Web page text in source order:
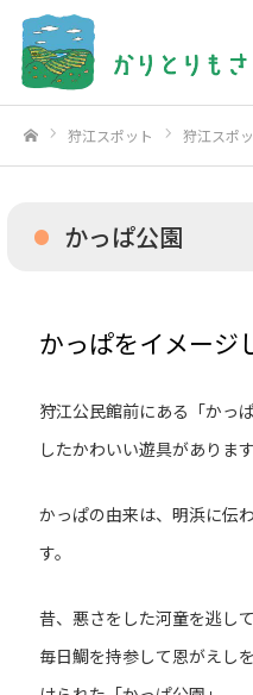
狩江スポット 狩江スポ
かっぱ公園
かっぱをイメージ
狩江公民館前にある「かっ
したかわいい遊具があります
かっぱの由来は、明浜に伝
す。
昔、悪さをした河童を逃し
毎日鯛を持参して恩がえし